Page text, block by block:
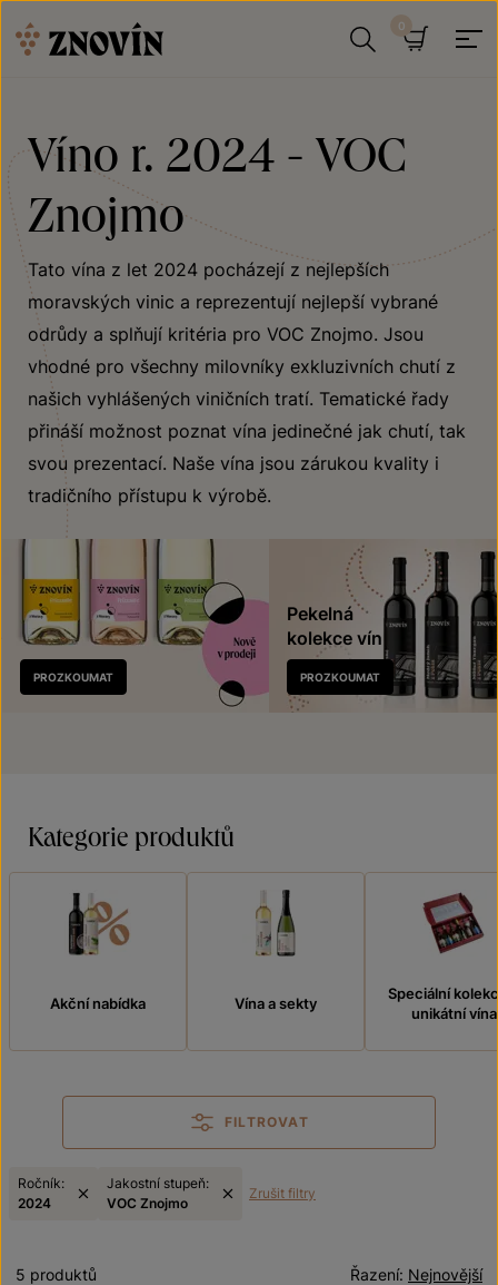
Víno r. 2024 - VOC
Znojmo
Tato vína z let 2024 pocházejí z nejlepších
moravských vinic a reprezentují nejlepší vybrané
odrůdy a splňují kritéria pro VOC Znojmo. Jsou
vhodné pro všechny milovníky exkluzivních chutí z
našich vyhlášených viničních tratí. Tematické řady
přináší možnost poznat vína jedinečné jak chutí, tak
svou prezentací. Naše vína jsou zárukou kvality i
tradičního přístupu k výrobě.
Nově
v prodeji
PROZKOUMAT
Pekelná
kolekce vín
PROZKOUMAT
Kategorie produktů
Akční nabídka Vína a sekty
Speciální
unikátní vína
FILTROVAT
Ročník:
2024
Jakostní stupeň:
VOC Znojmo
Zrušit filtry
Nejnovější
Řazení:
5 produktů